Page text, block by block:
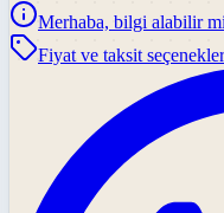
Merhaba, bilgi alabilir
Fiyat ve taksit